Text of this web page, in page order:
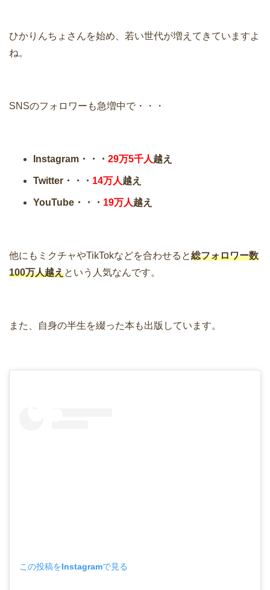
ひかりんちょさんを始め、若い世代が増えてきていますよ
ね。
SNSのフォロワーも急増中で・・・
Instagram・・・ 29万5千人越え
Twitter・・・ 14万人越え
YouTube・・・ 19万人越え
他にもミクチャやTikTokなどを合わせると総フォロワー数
100万人越えという人気なんです。
また、自身の半生を綴った本も出版しています。
この投稿をInstagramで見る